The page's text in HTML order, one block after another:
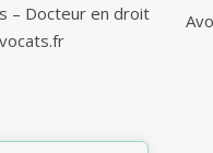
– Docteur en droit